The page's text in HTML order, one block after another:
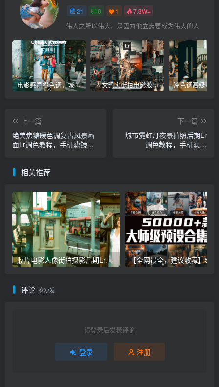
21 0 1 7.3W+
伟人之所以伟大，是因为他立志要成为伟大的人
电影感青橙色调，城市街拍人像建筑Lr调色教程，手机滤镜PS+Lightroom预设下载！ 人文纪实街拍电影胶片风格Lr调色教程，手机滤镜PS+Lightroom预设下载！
上一篇
绝美焦糖暖色调复古风景画
面Lr调色教程，手机滤镜
下一篇
城市霓虹灯夜景拍照后期Lr
调色教程，手机滤镜
相关推荐
胶片电影人像街拍摄影后期Lr调色教程，手机滤镜PS+Lightroom预设下载！
评论 抢沙发
请登录后发表评论
登录 注册